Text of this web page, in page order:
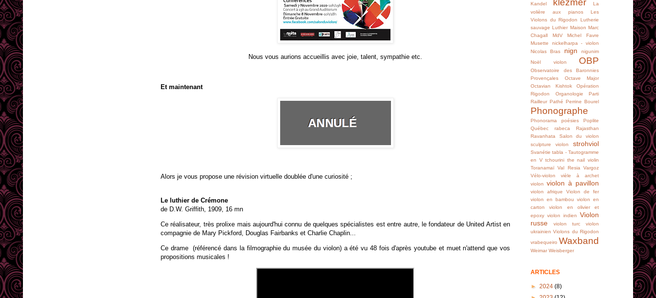
Nous vous aurions accueillis avec joie, talent, sympathie etc.
Et maintenant
Alors je vous propose une révision virtuelle doublée d'une curiosité ;
Le luthier de Crémone
de D.W. Griffith, 1909, 16 mn
Ce réalisateur, très prolixe mais aujourd'hui connu de quelques spécialistes est entre autre, le fondateur de United Artist en
compagnie de Mary Pickford, Douglas Fairbanks et Charlie Chaplin...
Ce drame (référencé dans la filmographie du musée du violon) a été vu 48 fois d'après youtube et muet n'attend que vos
propositions musicales !
Kandel klezmer
La
volière aux pianos
Les
Violons du Rigodon
Lutherie
sauvage Luthier Maison Marc
Chagall
MdV
Michel Favre
Musette
nickelharpa - violon
Nicolas Bras
nign
nigunim
Noël violon
OBP
Observatoire des Baronnies
Provençales
Octave Major
Octavian Kishtok
Opération
Rigodon
Organologie
Parti
Railleur Pathé Perrine Bourel
Phonographe
Phonorama poésies
Poplite
Québec
rabeca
Rajasthan
Ravanhata
Salon du violon
sculpture violon
strohviol
Svanétie tabla - Tautogramme
en V tchourini the nail violin
Toranamaï Val Resia
Vargoz
Vélo-violon
vièle à archet
violon
violon à pavillon
violon afrique
Violon de fer
violon en bambou
violon en
carton
violon en olivier et
epoxy violon indien
Violon
russe
violon turc
violon
ukrainien Violons du Rigodon
vrabequeiro Waxband
Weimar Weisberger
ARTICLES
► 2024 (8)